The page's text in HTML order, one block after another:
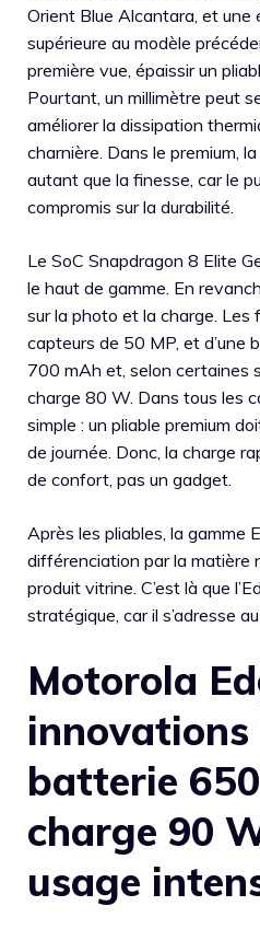
Orient Blue Alcantara, et une
supérieure au modèle
première vue, épaissir un
Pourtant, un millimètre peut
améliorer la dissipation
charnière. Dans le premium,
autant que la finesse, car le
compromis sur la durabilité.
Le SoC Snapdragon 8 Elite
le haut de gamme. En
sur la photo et la charge. Les
capteurs de 50 MP, et d’une
700 mAh et, selon certaines
charge 80 W. Dans tous les
simple : un pliable premium
de journée. Donc, la charge
de confort, pas un gadget.
Après les pliables, la gamme
différenciation par la matière
produit vitrine. C’est là que
stratégique, car il s’adresse
Motorola
batterie
charge 90
usage